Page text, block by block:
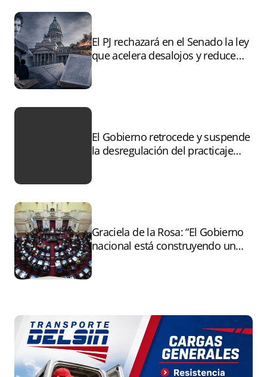
El PJ rechazará en el Senado la ley
que acelera desalojos y reduce
El Gobierno retrocede y suspende
la desregulación del practicaje
Graciela de la Rosa: “El Gobierno
nacional está construyendo un